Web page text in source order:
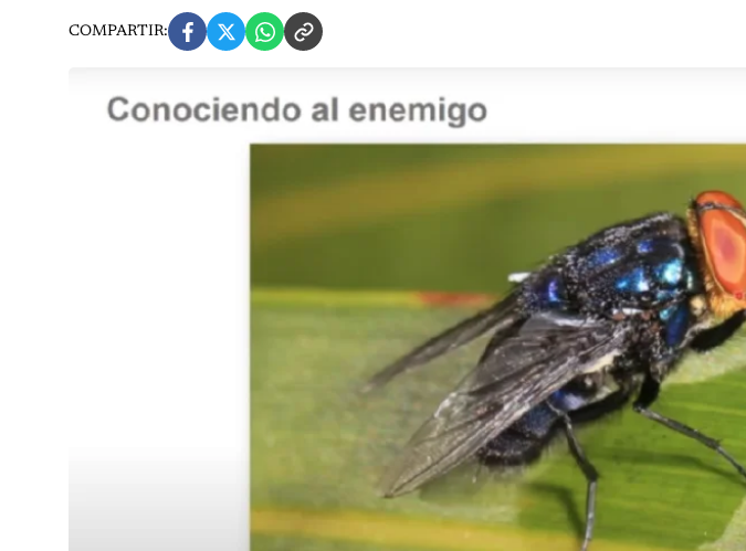
COMPARTIR: